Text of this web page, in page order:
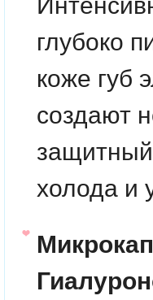
глубоко
коже губ
создают
защитный
холода и